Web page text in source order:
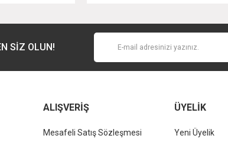
sitelerden daha pahalı.
SİZ OLUN!
ALIŞVERİŞ
Mesafeli Satış Sözleşmesi
ÜYELİK
Yeni Üyelik